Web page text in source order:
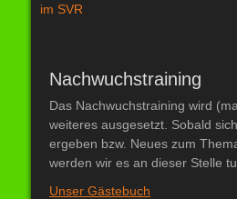
im SVR
Nachwuchstraining
Das Nachwuchstraining wird
weiteres ausgesetzt. Sobald
ergeben bzw. Neues zum
werden wir es an dieser Stelle
Unser Gästebuch